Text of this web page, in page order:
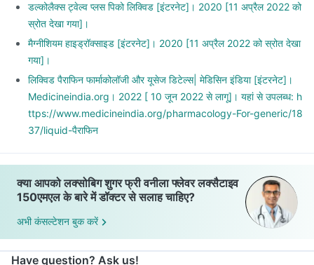
डल्कोलैक्स ट्वेल्व प्लस पिको लिक्विड [इंटरनेट]। 2020 [11 अप्रैल 2022 को
स्रोत देखा गया]।
मैग्नीशियम हाइड्रॉक्साइड [इंटरनेट]। 2020 [11 अप्रैल 2022 को स्रोत देखा
गया]।
लिक्विड पैराफिन फार्माकोलॉजी और यूसेज डिटेल्स| मेडिसिन इंडिया [इंटरनेट]।
Medicineindia.org। 2022 [ 10 जून 2022 से लागू]। यहां से उपलब्ध: h
ttps://www.medicineindia.org/pharmacology-For-generic/18
37/liquid-पैराफिन
क्या आपको लक्सोबिग शुगर फ्री वनीला फ्लेवर लक्सैटाइव
150एमएल के बारे में डॉक्टर से सलाह चाहिए?
अभी कंसल्टेशन बुक करें
Have question? Ask us!